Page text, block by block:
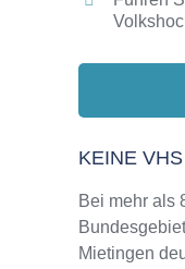
KEINE
Bei mehr als
Mietingen